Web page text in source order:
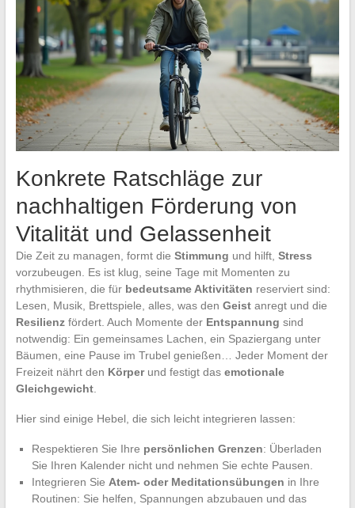
Konkrete Ratschläge zur
nachhaltigen Förderung von
Vitalität und Gelassenheit
Die Zeit zu managen, formt die Stimmung und hilft, Stress
vorzubeugen. Es ist klug, seine Tage mit Momenten zu
rhythmisieren, die für bedeutsame Aktivitäten reserviert sind:
Lesen, Musik, Brettspiele, alles, was den Geistanregt und die
Resilienzfördert. Auch Momente der Entspannung sind
notwendig: Ein gemeinsames Lachen, ein Spaziergang unter
Bäumen, eine Pause im Trubel genießen… Jeder Moment der
Freizeit nährt den Körperund festigt das emotionale
Gleichgewicht.
Hier sind einige Hebel, die sich leicht integrieren lassen:
Respektieren Sie Ihre persönlichen Grenzen: Überladen
Sie Ihren Kalender nicht und nehmen Sie echte Pausen.
Integrieren Sie Atem- oder Meditationsübungen in Ihre
Routinen: Sie helfen, Spannungen abzubauen und das